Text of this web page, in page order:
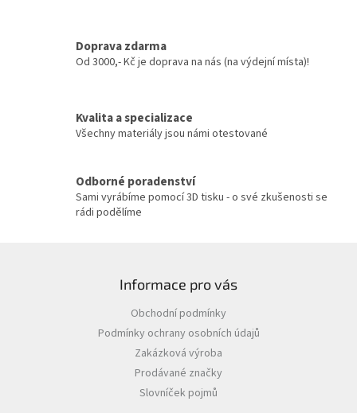
í
k
y
p
i
Doprava zdarma
Od 3000,- Kč je doprava na nás (na výdejní místa)!
Kvalita a specializace
Všechny materiály jsou námi otestované
Odborné poradenství
Sami vyrábíme pomocí 3D tisku - o své zkušenosti se
rádi podělíme
Informace pro vás
Obchodní podmínky
Podmínky ochrany osobních údajů
Zakázková výroba
Prodávané značky
Slovníček pojmů